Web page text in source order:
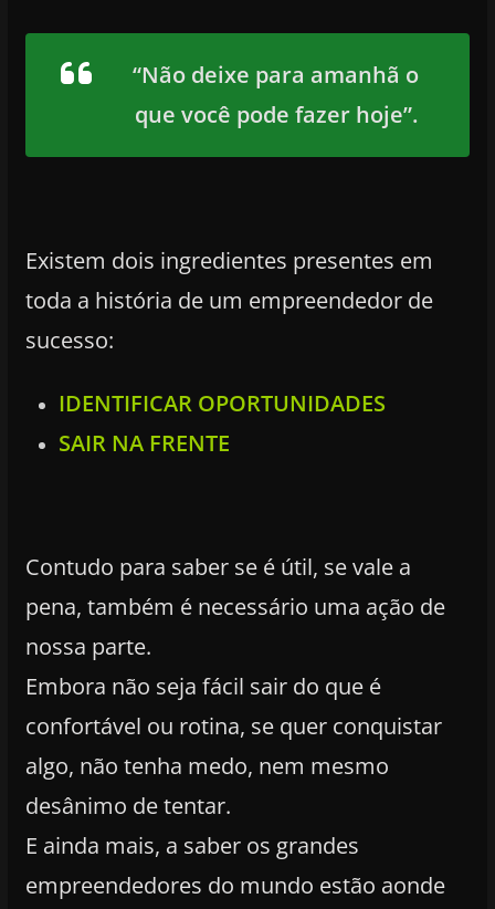
“Não deixe para amanhã o
que você pode fazer hoje”.
Existem dois ingredientes presentes em
toda a história de um empreendedor de
sucesso:
IDENTIFICAR OPORTUNIDADES
SAIR NA FRENTE
Contudo para saber se é útil, se vale a
pena, também é necessário uma ação de
nossa parte.
Embora não seja fácil sair do que é
confortável ou rotina, se quer conquistar
algo, não tenha medo, nem mesmo
desânimo de tentar.
E ainda mais, a saber os grandes
empreendedores do mundo estão aonde